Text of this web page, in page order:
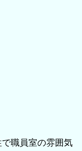
職員室の雰囲気